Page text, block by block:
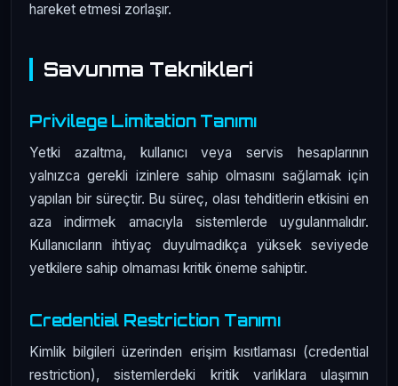
hareket etmesi zorlaşır.
Savunma Teknikleri
Privilege Limitation Tanımı
Yetki azaltma, kullanıcı veya servis hesaplarının
yalnızca gerekli izinlere sahip olmasını sağlamak için
yapılan bir süreçtir. Bu süreç, olası tehditlerin etkisini en
aza indirmek amacıyla sistemlerde uygulanmalıdır.
Kullanıcıların ihtiyaç duyulmadıkça yüksek seviyede
yetkilere sahip olmaması kritik öneme sahiptir.
Credential Restriction Tanımı
Kimlik bilgileri üzerinden erişim kısıtlaması (credential
restriction), sistemlerdeki kritik varlıklara ulaşımın